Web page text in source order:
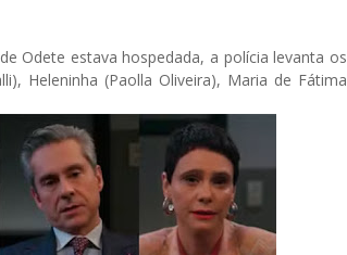
Odete estava hospedada, a polícia levanta os
Heleninha (Paolla Oliveira), Maria de Fátima